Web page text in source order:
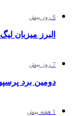
6 روز پیش
البرز میزبان
7 روز پیش
دومین برد
1 هفته پیش